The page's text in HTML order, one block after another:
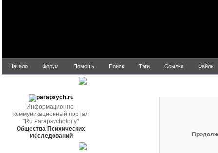
Начало Форум Помощь Поиск Тэги Ссылки Файлы
Информационно-
коммуникационный портал
"Ru.Parapsychology"
Общества Психических
Исследований